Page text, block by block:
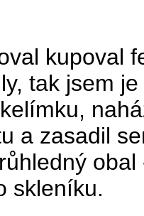
kupoval
tak jsem
a zasadil
skleníku.